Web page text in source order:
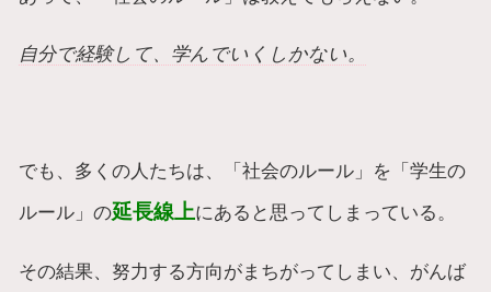
自分で経験して、学んでいくしかない。
でも、多くの人たちは、「社会のルール」を「学生の
ルール」の延長線上にあると思ってしまっている。
その結果、努力する方向がまちがってしまい、がんば